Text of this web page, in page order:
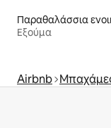
Εξούμα
Airbnb